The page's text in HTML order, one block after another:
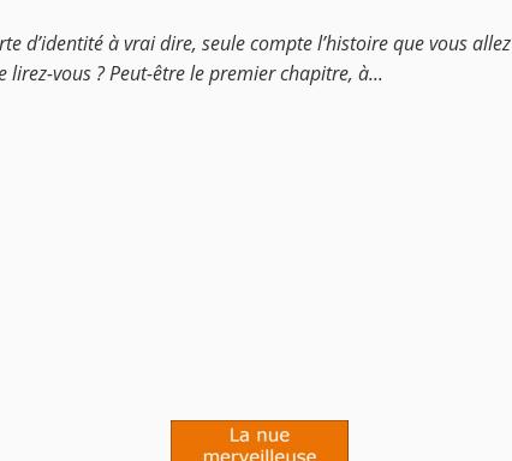
d’identité à vrai dire, seule compte l’histoire que vous allez
vous ? Peut-être le premier chapitre, à...